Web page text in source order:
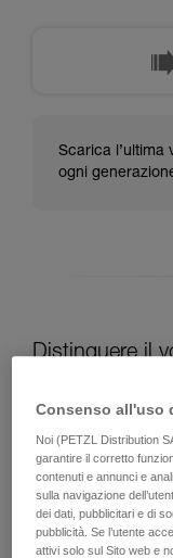
Scarica l’ultima
ogni
Distinguere il
Modello attuale di
Consenso all'uso
Noi (PETZL Distribution
garantire il corretto
contenuti e annunci e
sulla navigazione
dei dati, pubblicitari e di
pubblicità. Se l’utente
attivi solo sul Sito web e